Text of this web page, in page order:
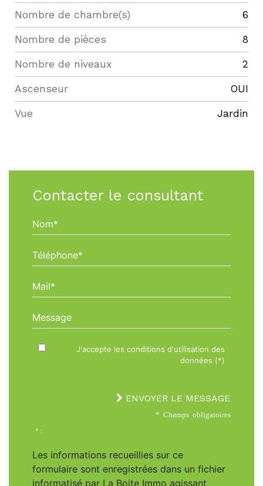
Nombre de chambre(s) 6
Nombre de pièces 8
Nombre de niveaux 2
Ascenseur OUI
Vue Jardin
Contacter le consultant
Nom*
Téléphone*
Mail*
Message
J'accepte les conditions d'utilisation des
données (*)
ENVOYER LE MESSAGE
* Champs obligatoires
* :
Les informations recueillies sur ce
formulaire sont enregistrées dans un fichier
informatisé par La Boite Immo agissant